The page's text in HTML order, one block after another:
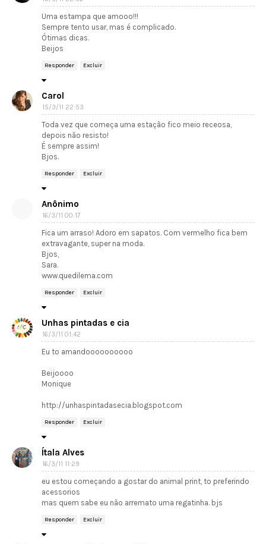
Uma estampa que amooo!!!
Sempre tento usar, mas é complicado.
Ótimas dicas.
Beijos
Responder Excluir
Carol
15/3/11 22:53
Toda vez que começa uma estação fico meio receosa,
depois não resisto!
É sempre assim!
Bjos.
Responder Excluir
Anônimo
16/3/11 00:17
Fica um arraso! Adoro em sapatos. Com vermelho fica bem
extravagante, super na moda.
Bjos,
Sara.
www.quedilema.com
Responder Excluir
Unhas pintadas e cia
16/3/11 01:42
Eu to amandoooooooooo
Beijoooo
Monique
http://unhaspintadasecia.blogspot.com
Responder Excluir
Ítala Alves
16/3/11 11:29
eu estou começando a gostar do animal print, to preferindo
acessorios
mas quem sabe eu não arremato uma regatinha. bjs
Responder Excluir